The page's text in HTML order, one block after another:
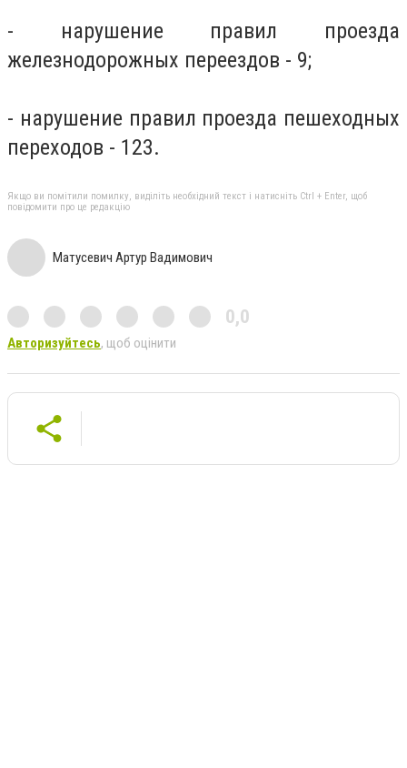
- нарушение правил проезда
железнодорожных переездов - 9;
- нарушение правил проезда пешеходных
переходов - 123.
Якщо ви помітили помилку, виділіть необхідний текст і натисніть Ctrl + Enter, щоб
повідомити про це редакцію
Матусевич Артур Вадимович
0,0
Авторизуйтесь, щоб оцінити